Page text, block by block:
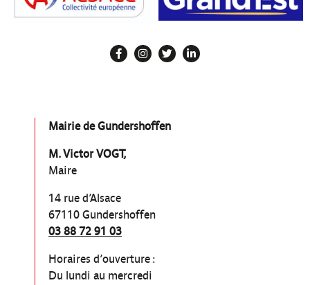
Mairie de Gundershoffen
M. Victor VOGT,
Maire
14 rue d’Alsace
67110 Gundershoffen
03 88 72 91 03
Horaires d’ouverture :
Du lundi au mercredi